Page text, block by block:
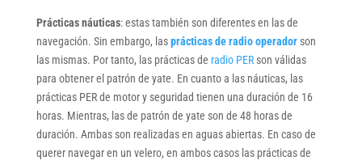
Prácticas náuticas: estas también son diferentes en las de
navegación. Sin embargo, lasprácticas de radio operadorson
las mismas. Por tanto, las prácticas de radio PERson válidas
para obtener el patrón de yate. En cuanto a las náuticas, las
prácticas PER de motor y seguridad tienen una duración de 16
horas. Mientras, las de patrón de yate son de 48 horas de
duración. Ambas son realizadas en aguas abiertas. En caso de
querer navegar en un velero, en ambos casos las prácticas de